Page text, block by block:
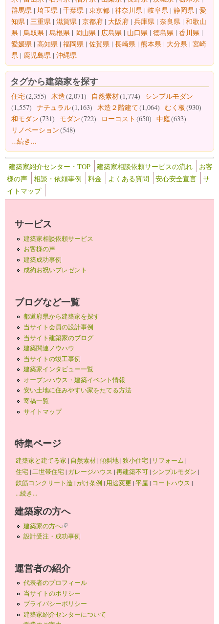
群馬県 | 埼玉県 | 千葉県 | 東京都 | 神奈川県 | 岐阜県 | 静岡県 | 愛
知県 | 三重県 | 滋賀県 | 京都府 | 大阪府 | 兵庫県 | 奈良県 | 和歌山
県 | 鳥取県 | 島根県 | 岡山県 | 広島県 | 山口県 | 徳島県 | 香川県 |
愛媛県 | 高知県 | 福岡県 | 佐賀県 | 長崎県 | 熊本県 | 大分県 | 宮崎
県 | 鹿児島県 | 沖縄県
タグから建築家を探す
住宅(2,355) 木造(2,071) 自然素材(1,774)
シンプルモダン
(1,557) ナチュラル(1,163) 木造２階建て(1,064) むく板 (930)
和モダン(731) モダン(722) ローコスト (650) 中庭(633)
リノベーション(548)
...続き...
建築家紹介センター・TOP 建築家相談依頼サービスの流れ
お客
様の声
相談・依頼事例 料金 よくある質問 安心安全宣言
サ
イトマップ
サービス
建築家相談依頼サービス
お客様の声
建築成功事例
成約お祝いプレゼント
ブログなど一覧
都道府県から建築家を探す
当サイト会員の設計事例
当サイト建築家のブログ
建築関連ノウハウ
当サイトの竣工事例
建築家インタビュー一覧
オープンハウス・建築イベント情報
安い土地に住みやすい家をたてる方法
寄稿一覧
サイトマップ
特集ページ
建築家と建てる家 | 自然素材|傾斜地|狭小住宅| リフォーム |
住宅|二世帯住宅| ガレージハウス |再建築不可| シンプルモダン |
鉄筋コンクリート造 |がけ条例 | 用途変更 |平屋 | コートハウス |
...続き...
建築家の方へ
建築家の方へ(link is external)
設計受注・成功事例
運営者の紹介
代表者のプロフィール
当サイトのポリシー
プライバシーポリシー
建築家紹介センターについて